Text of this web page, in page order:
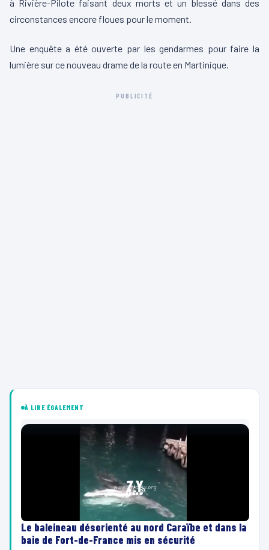
à Rivière-Pilote faisant deux morts et un blessé dans des
circonstances encore floues pour le moment.
Une enquête a été ouverte par les gendarmes pour faire la
lumière sur ce nouveau drame de la route en Martinique.
PUBLICITÉ
À LIRE ÉGALEMENT
Le baleineau désorienté au nord Caraïbe et dans la
baie de Fort-de-France mis en sécurité